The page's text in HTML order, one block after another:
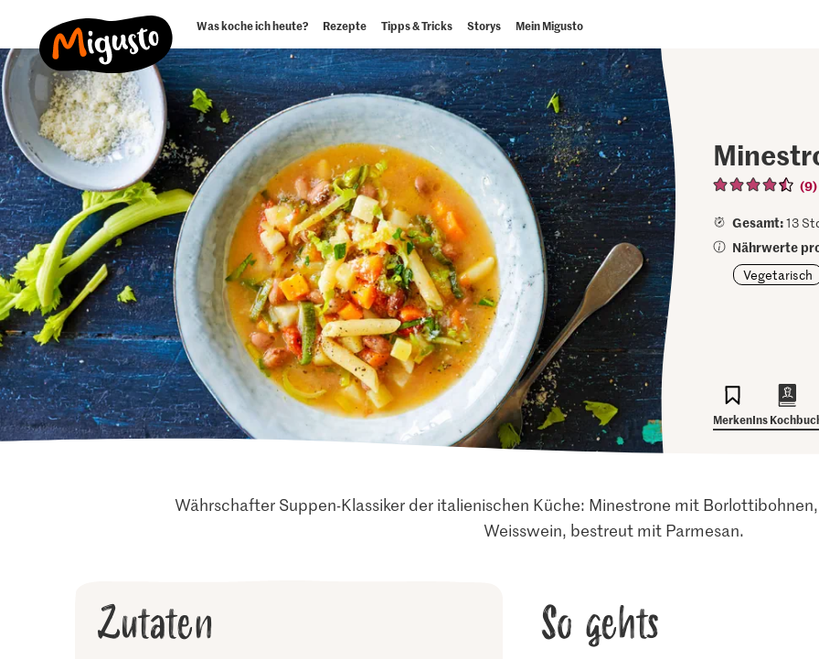
Was koche ich heute? Rezepte Tipps & Tricks Storys Mein Migusto
(9)
Gesamt:13
Nährwerte
Vegetarisch
MerkenIns
Währschafter Suppen-Klassiker der italienischen Küche: Minestrone mit
Weisswein, bestreut mit Parmesan.
Zutaten So gehts